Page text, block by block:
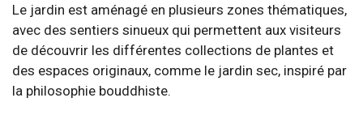
Le jardin est aménagé en plusieurs zones thématiques,
avec des sentiers sinueux qui permettent aux visiteurs
de découvrir les différentes collections de plantes et
des espaces originaux, comme le jardin sec, inspiré par
la philosophie bouddhiste.